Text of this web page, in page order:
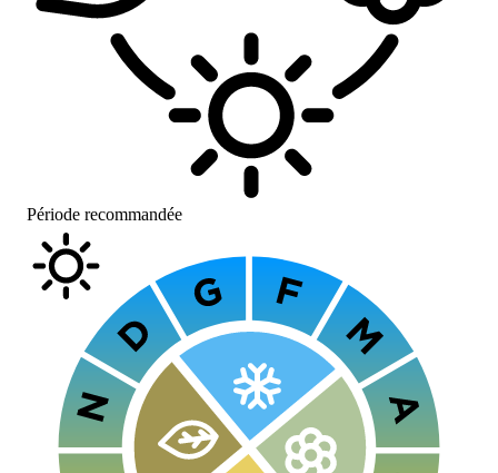
Période recommandée